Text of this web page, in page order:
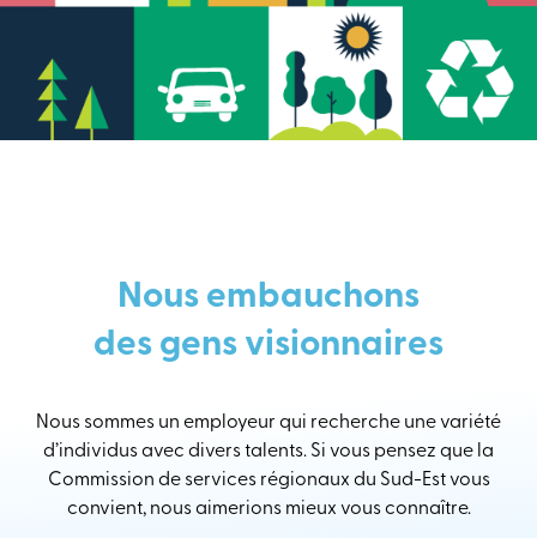
Nous embauchons
des gens visionnaires
Nous sommes un employeur qui recherche une variété
d’individus avec divers talents. Si vous pensez que la
Commission de services régionaux du Sud-Est vous
convient, nous aimerions mieux vous connaître.